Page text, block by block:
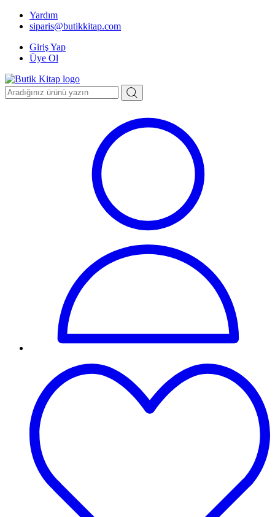
Yardım
siparis@butikkitap.com
Giriş Yap
Üye Ol